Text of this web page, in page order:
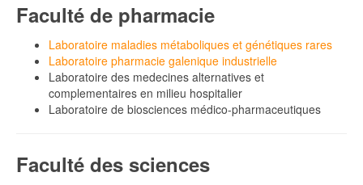
Faculté de pharmacie
Laboratoire maladies métaboliques et génétiques rares
Laboratoire pharmacie galenique industrielle
Laboratoire des medecines alternatives et
complementaires en milieu hospitalier
Laboratoire de biosciences médico-pharmaceutiques
Faculté des sciences